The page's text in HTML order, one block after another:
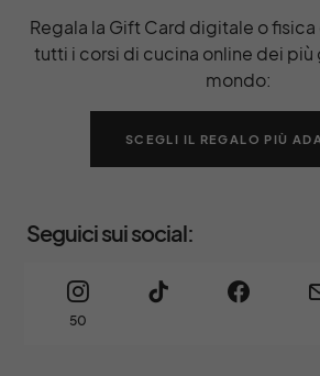
Regala la Gift Card digitale o
tutti i corsi di cucina online dei
mondo:
SCEGLI IL REGALO PIÙ
Seguici sui social:
50